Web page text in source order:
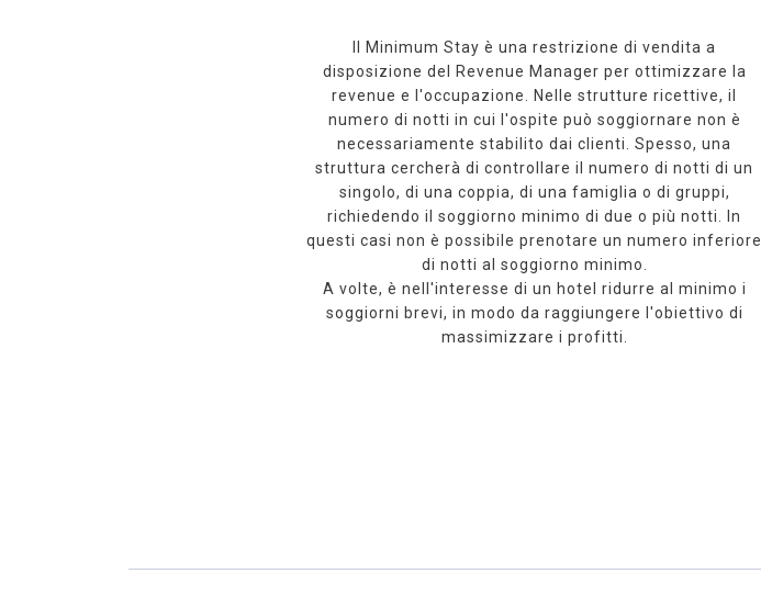
Il Minimum Stay è una restrizione di vendita a
disposizione del Revenue Manager per ottimizzare la
revenue e l'occupazione. Nelle strutture ricettive, il
numero di notti in cui l'ospite può soggiornare non è
necessariamente stabilito dai clienti. Spesso, una
struttura cercherà di controllare il numero di notti di un
singolo, di una coppia, di una famiglia o di gruppi,
richiedendo il soggiorno minimo di due o più notti. In
questi casi non è possibile prenotare un numero inferiore
di notti al soggiorno minimo.
A volte, è nell'interesse di un hotel ridurre al minimo i
soggiorni brevi, in modo da raggiungere l'obiettivo di
massimizzare i profitti.